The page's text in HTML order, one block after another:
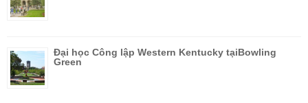
Đại học Công lập Western Kentucky tạiBowling
Green